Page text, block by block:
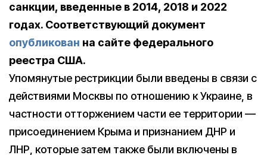
санкции, введенные в 2014, 2018 и 2022
годах. Соответствующий документ
опубликован на сайте федерального
реестра США.
Упомянутые рестрикции были введены в связи с
действиями Москвы по отношению к Украине, в
частности отторжением части ее территории —
присоединением Крыма и признанием ДНР и
ЛНР, которые затем также были включены в